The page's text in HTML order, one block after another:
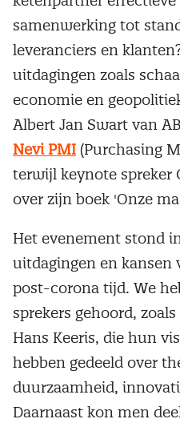
samenwerking tot
leveranciers en
uitdagingen zoals
economie en
Albert Jan Swart van
Nevi PMI (Purchasing
terwijl keynote spreker
over zijn boek 'Onze
Het evenement stond
uitdagingen en kansen
post-corona tijd. We
sprekers gehoord,
Hans Keeris, die hun
hebben gedeeld over
duurzaamheid,
Daarnaast kon men